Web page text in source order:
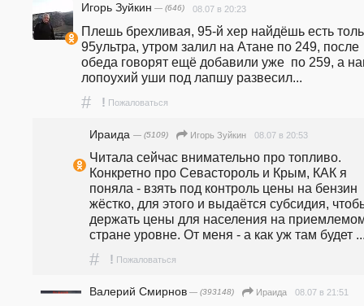
Игорь Зуйкин — (646) 08.07 в 20:23
Плешь брехливая, 95-й хер найдёшь есть
95ультра, утром залил на Атане по 249, после
обеда говорят ещё добавили уже  по 259, а
лопоухий уши под лапшу развесил...
# ! Пожаловаться
Ираида — (5109) Игорь Зуйкин 08.07 в 20:53
Читала сейчас внимательно про топливо.
Конкретно про Севастороль и Крым, КАК я
поняла - взять под контроль цены на бензин
жёстко, для этого и выдаётся субсидия,
держать цены для населения на
стране уровне. От меня - а как уж там будет
# ! Пожаловаться
Валерий Смирнов — (393148) Ираида 08.07 в 21:51